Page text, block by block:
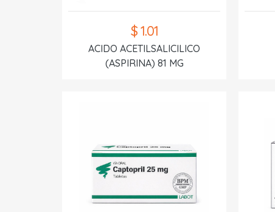
$ 1.01
ACIDO ACETILSALICILICO
(ASPIRINA) 81 MG